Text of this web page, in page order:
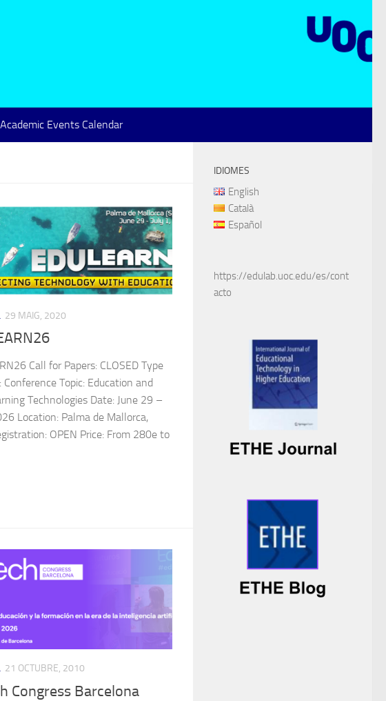
Academic Events Calendar
29 MAIG, 2020
Call for Papers: CLOSED Type
Topic: Education and
Technologies Date: June 29 –
Location: Palma de Mallorca,
OPEN Price: From 280e to
21 OCTUBRE, 2010
Congress Barcelona
IDIOMES
English
Català
Español
https://edulab.uoc.edu/es/cont
acto